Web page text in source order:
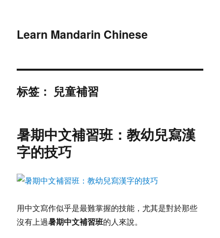
Learn Mandarin Chinese
标签： 兒童補習
暑期中文補習班：教幼兒寫漢
字的技巧
用中文寫作似乎是最難掌握的技能，尤其是對於那些
沒有上過暑期中文補習班的人來說。